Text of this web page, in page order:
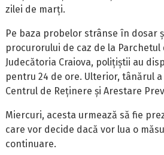
zilei de marți.
Pe baza probelor strânse în dosar
procurorului de caz de la Parchetul
Judecătoria Craiova, polițiștii au
pentru 24 de ore. Ulterior, tânărul
Centrul de Reținere și Arestare
Miercuri, acesta urmează să fie
care vor decide dacă vor lua o
continuare.